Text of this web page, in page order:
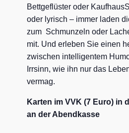
Bettgeflüster oder
oder lyrisch – immer laden
zum Schmunzeln oder
mit. Und erleben Sie einen
zwischen intelligentem
Irrsinn, wie ihn nur das
vermag.
Karten im VVK (7 Euro) in
an der Abendkasse